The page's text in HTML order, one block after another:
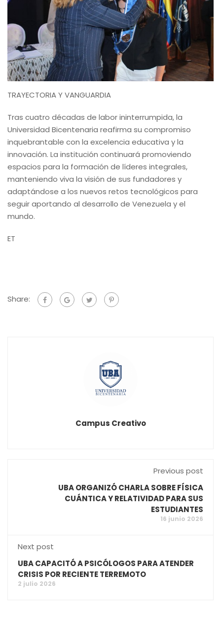
TRAYECTORIA Y VANGUARDIA
Tras cuatro décadas de labor ininterrumpida, la
Universidad Bicentenaria reafirma su compromiso
inquebrantable con la excelencia educativa y la
innovación. La institución continuará promoviendo
espacios para la formación de líderes integrales,
manteniendo viva la visión de sus fundadores y
adaptándose a los nuevos retos tecnológicos para
seguir aportando al desarrollo de Venezuela y el
mundo.
ET
Share:
Campus Creativo
Previous post
UBA ORGANIZÓ CHARLA SOBRE FÍSICA
CUÁNTICA Y RELATIVIDAD PARA SUS
ESTUDIANTES
16 junio 2026
Next post
UBA CAPACITÓ A PSICÓLOGOS PARA ATENDER
CRISIS POR RECIENTE TERREMOTO
2 julio 2026